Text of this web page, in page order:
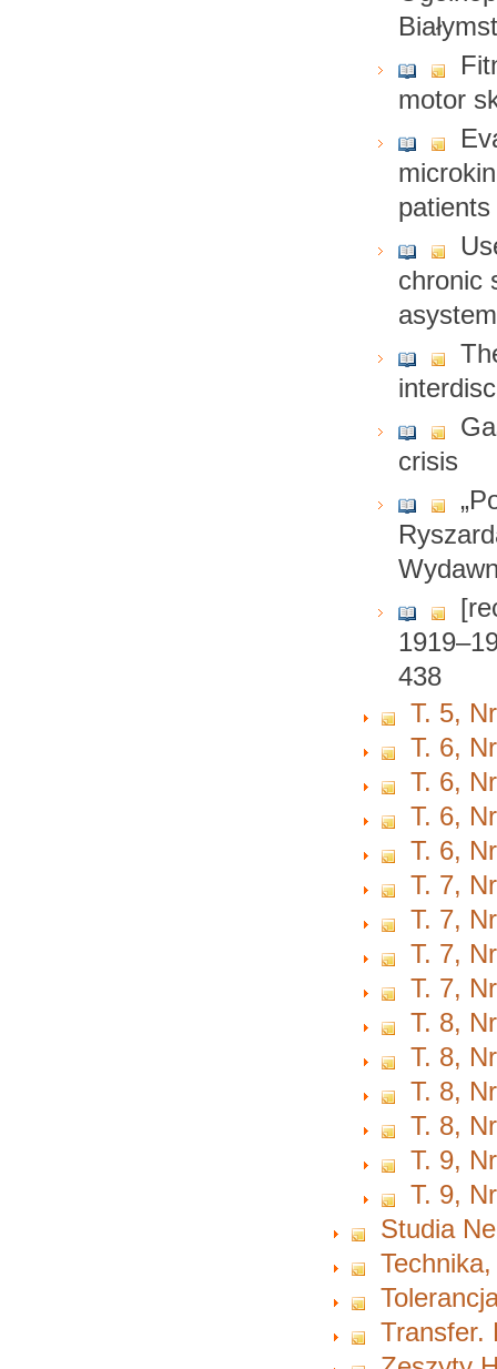
motor
chronic
crisis
438
T. 5,
T. 6,
T. 6,
T. 6,
T. 6,
T. 7,
T. 7,
T. 7,
T. 7,
T. 8,
T. 8,
T. 8,
T. 8,
T. 9,
T. 9,
Studia
Transfer.